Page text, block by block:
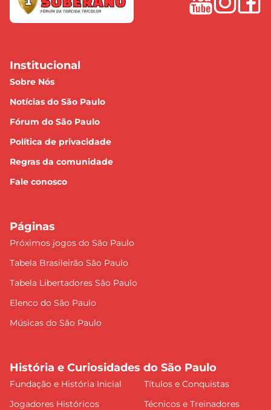
Institucional
Sobre Nós
Notícias do São Paulo
Fórum do São Paulo
Política de privacidade
Regras da comunidade
Fale conosco
Páginas
Próximos jogos do São Paulo
Tabela Brasileirão São Paulo
Tabela Libertadores São Paulo
Elenco do São Paulo
Músicas do São Paulo
História e Curiosidades do São Paulo
Fundação e História Inicial
Títulos e Conquistas
Jogadores Históricos
Técnicos e Treinadores